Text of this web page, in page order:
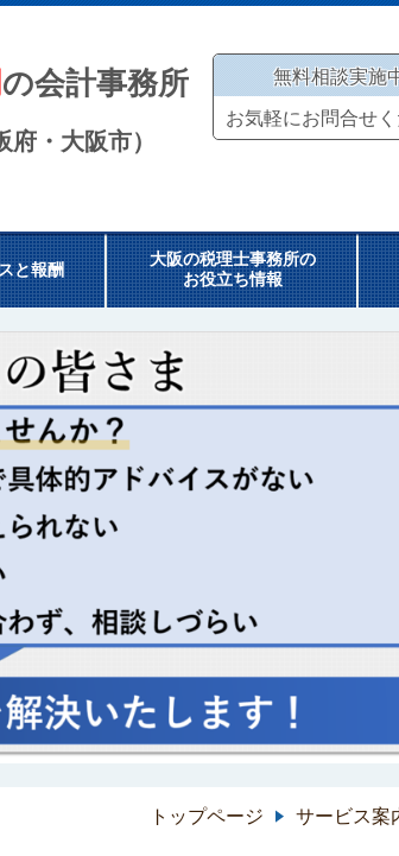
の会計事務所
府・大阪市）
無料相談実施
お気軽にお問合せ
と報酬
大阪の税理士事務所の
お役立ち情報
トップページ サービス案